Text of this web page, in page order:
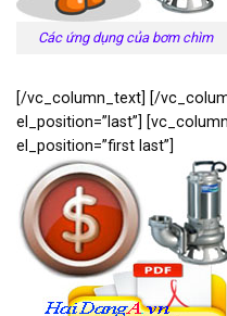
Các ứng dụng của bơm chìm
[/vc_column_text] [/
el_position=”last”]
el_position=”first last”]